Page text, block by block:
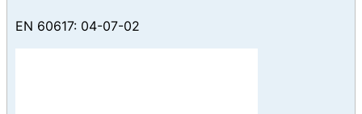
EN 60617: 04-07-02